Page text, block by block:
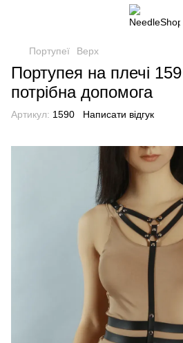
Портупеї Верх
Портупея на плечі
потрібна допомога
Артикул: 1590 Написати відгук